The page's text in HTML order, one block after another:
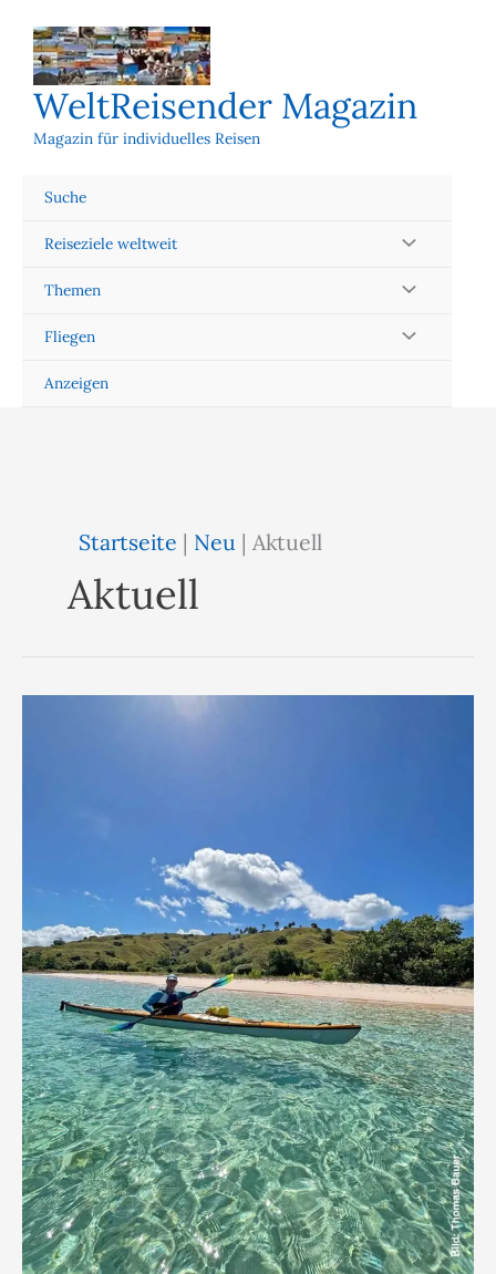
Inhalt
springen
WeltReisender Magazin
Magazin für individuelles Reisen
Suche
Reiseziele weltweit
Themen
Fliegen
Anzeigen
Startseite | Neu |Aktuell
Aktuell